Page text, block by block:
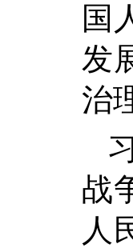
国
发
治
战
人